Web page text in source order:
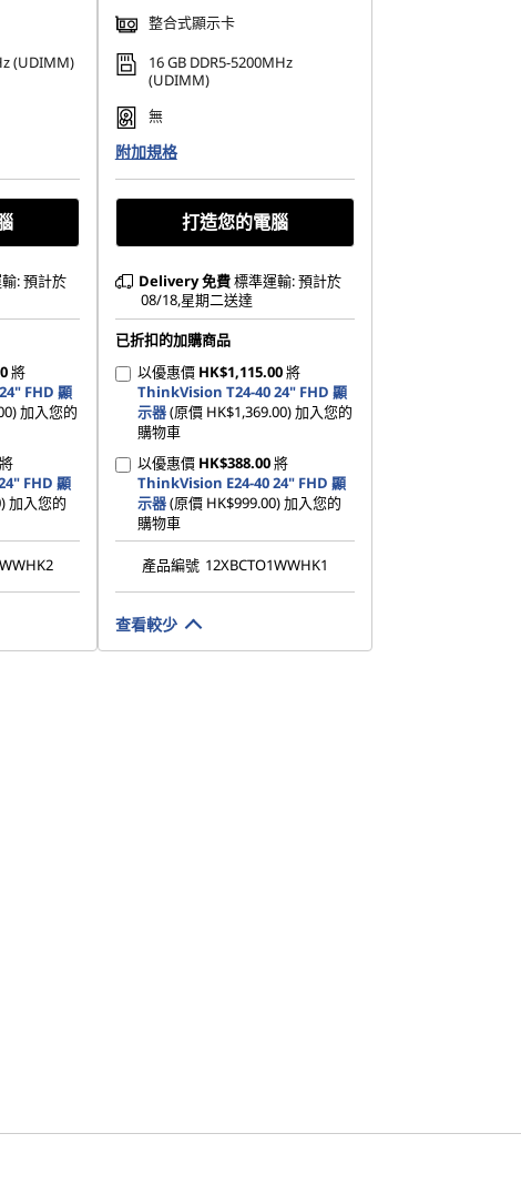
(UDIMM)
: 預計於
將
FHD 顯
加入您的
將
FHD 顯
加入您的
整合式顯示卡
16 GB DDR5-5200MHz
(UDIMM)
無
附加規格
打造您的電腦
Delivery免費標準運輸: 預計於
08/18,星期二送達
已折扣的加購商品
以優惠價 HK$1,115.00將
ThinkVision T24-40 24" FHD 顯
示器(原價 HK$1,369.00) 加入您的
購物車
以優惠價 HK$388.00將
ThinkVision E24-40 24" FHD 顯
示器(原價 HK$999.00) 加入您的
購物車
產品編號 12XBCTO1WWHK1
查看較少